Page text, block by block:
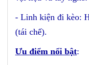
- Linh kiện đi kèo:
(tái chế).
Ưu điểm nổi bật: